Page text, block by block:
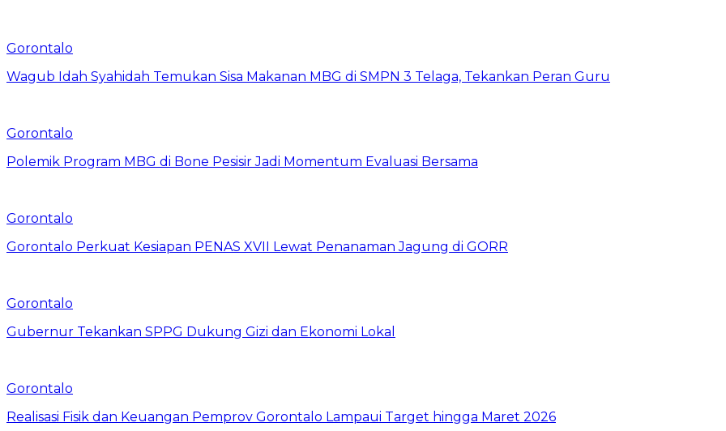
Gorontalo
Wagub Idah Syahidah Temukan Sisa Makanan MBG di SMPN 3 Telaga, Tekankan Peran Guru
Gorontalo
Polemik Program MBG di Bone Pesisir Jadi Momentum Evaluasi Bersama
Gorontalo
Gorontalo Perkuat Kesiapan PENAS XVII Lewat Penanaman Jagung di GORR
Gorontalo
Gubernur Tekankan SPPG Dukung Gizi dan Ekonomi Lokal
Gorontalo
Realisasi Fisik dan Keuangan Pemprov Gorontalo Lampaui Target hingga Maret 2026